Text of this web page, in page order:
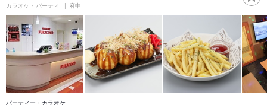
カラオケ・パーティ 府中
パーティー・カラオケ